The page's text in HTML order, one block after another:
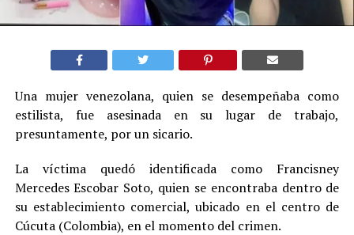
Una mujer venezolana, quien se desempeñaba como
estilista, fue asesinada en su lugar de trabajo,
presuntamente, por un sicario.
La víctima quedó identificada como Francisney
Mercedes Escobar Soto, quien se encontraba dentro de
su establecimiento comercial, ubicado en el centro de
Cúcuta (Colombia), en el momento del crimen.